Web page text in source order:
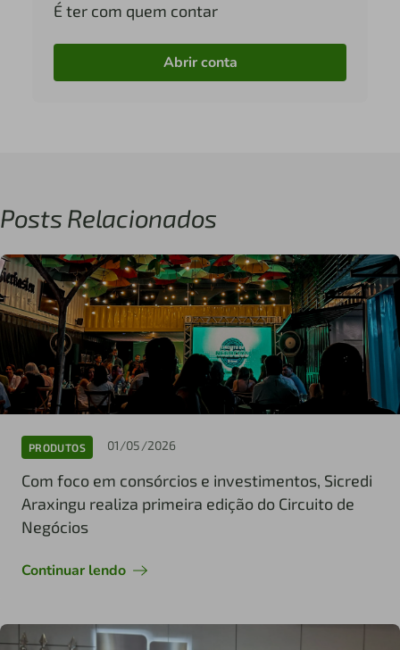
É ter com quem contar
Abrir conta
Posts Relacionados
PRODUTOS 01/05/2026
Com foco em consórcios e investimentos, Sicredi
Araxingu realiza primeira edição do Circuito de
Negócios
Continuar lendo